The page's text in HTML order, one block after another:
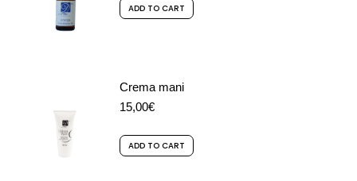
ADD TO CART
Crema mani
15,00€
ADD TO CART